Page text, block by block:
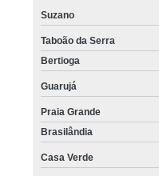
onde fazer nano pigmentação
onde fazer nano
nano pigmentação cabelo
nano micropigmentação na
nano pigmentação na barba
Suzano
Taboão da Serra
Bertioga
Guarujá
Praia Grande
Brasilândia
Casa Verde